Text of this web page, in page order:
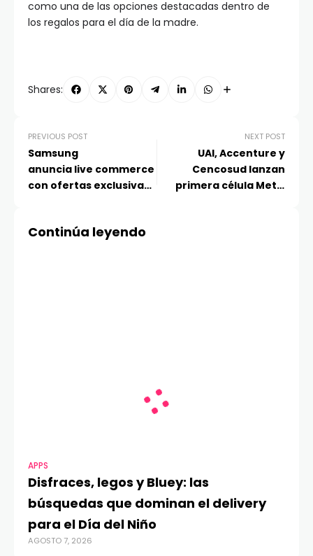
como una de las opciones destacadas dentro de
los regalos para el día de la madre.
Shares:
PREVIOUS POST
Samsung
anuncia live commerce
con ofertas exclusivas
múltiples beneficios en
NEXT POST
UAI, Accenture y
Cencosud lanzan
primera célula Metis
Continúa leyendo
APPS
Disfraces, legos y Bluey: las
búsquedas que dominan el delivery
para el Día del Niño
AGOSTO 7, 2026